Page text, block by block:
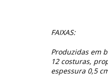
FAIXAS:
Produzidas em
12 costuras,
espessura 0,5